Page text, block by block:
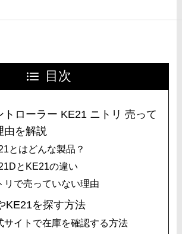
目次
トローラー KE21 ニトリ 売って
由を解説
とはどんな製品？
とKE21の違い
リで売っていない理由
KE21を探す方法
サイトで在庫を確認する方法